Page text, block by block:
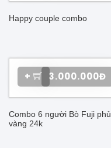
Happy couple combo
3.000.000Đ
+
Combo 6 người Bò Fuji phủ
vàng 24k